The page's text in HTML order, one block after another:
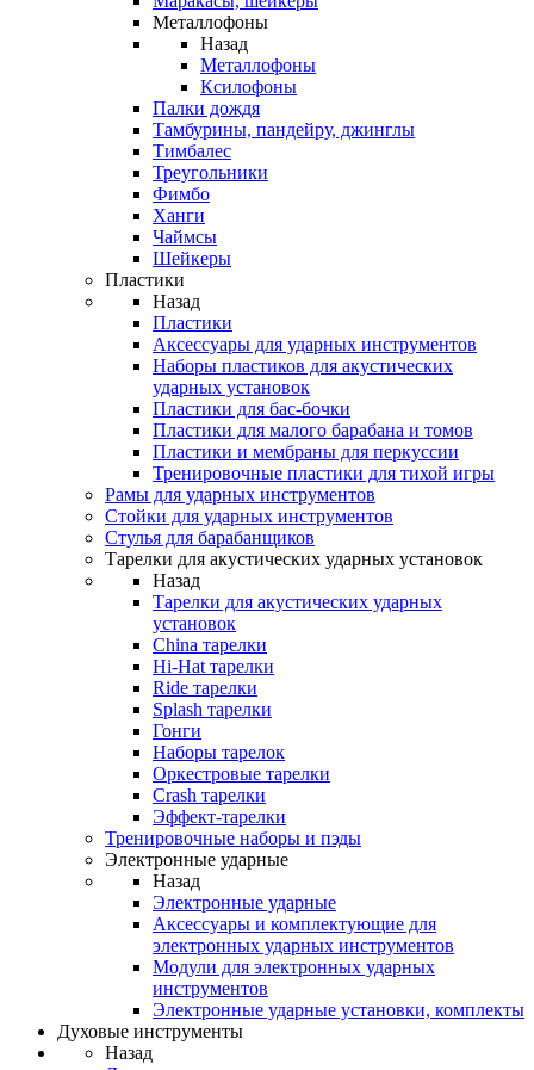
Металлофоны
Назад
Металлофоны
Ксилофоны
Палки дождя
Тамбурины, пандейру, джинглы
Тимбалес
Треугольники
Фимбо
Ханги
Чаймсы
Шейкеры
Пластики
Назад
Пластики
Аксессуары для ударных инструментов
Наборы пластиков для акустических
ударных установок
Пластики для бас-бочки
Пластики для малого барабана и томов
Пластики и мембраны для перкуссии
Тренировочные пластики для тихой игры
Рамы для ударных инструментов
Стойки для ударных инструментов
Стулья для барабанщиков
Тарелки для акустических ударных установок
Назад
Тарелки для акустических ударных
установок
China тарелки
Hi-Hat тарелки
Ride тарелки
Splash тарелки
Гонги
Наборы тарелок
Оркестровые тарелки
Сrash тарелки
Эффект-тарелки
Тренировочные наборы и пэды
Электронные ударные
Назад
Электронные ударные
Аксессуары и комплектующие для
электронных ударных инструментов
Модули для электронных ударных
инструментов
Электронные ударные установки, комплекты
Духовые инструменты
Назад